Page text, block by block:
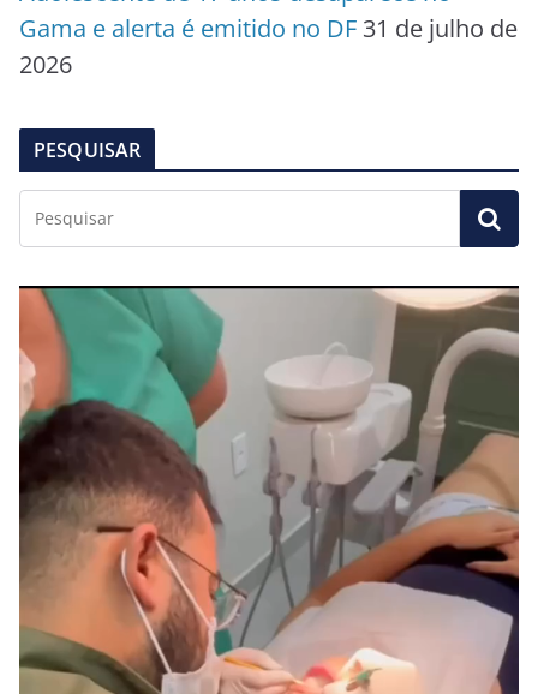
Gama e alerta é emitido no DF 31 de julho de
2026
PESQUISAR